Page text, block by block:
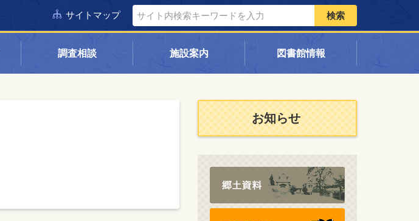
サイトマップ 検索
調査相談 施設案内 図書館情報
お知らせ